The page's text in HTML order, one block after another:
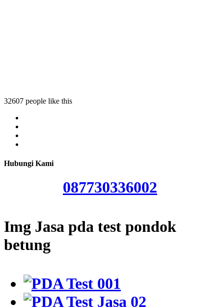
32607 people like this
Hubungi Kami
087730336002
Img Jasa pda test pondok
betung